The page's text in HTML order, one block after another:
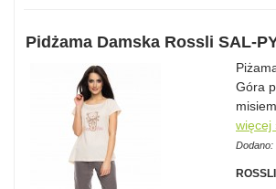
Pidżama Damska Rossli SAL-
Góra
więcej
Dodano:
ROSSLI